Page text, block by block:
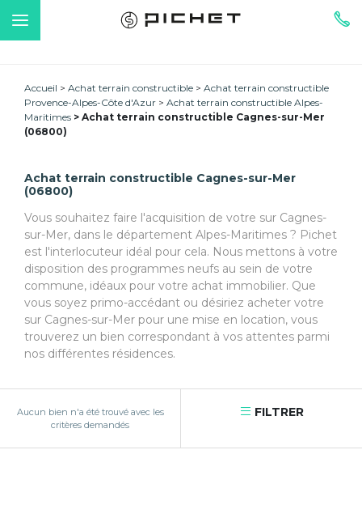
Accueil Achat terrain constructible
Achat terrain constructible
Provence-Alpes-Côte d'Azur
Achat terrain constructible Alpes-
Maritimes
Achat terrain constructible Cagnes-sur-Mer
(06800)
Achat terrain constructible Cagnes-sur-Mer
(06800)
Vous souhaitez faire l'acquisition de votre sur Cagnes-
sur-Mer, dans le département Alpes-Maritimes ? Pichet
est l'interlocuteur idéal pour cela. Nous mettons à votre
disposition des programmes neufs au sein de votre
commune, idéaux pour votre achat immobilier. Que
vous soyez primo-accédant ou désiriez acheter votre
sur Cagnes-sur-Mer pour une mise en location, vous
trouverez un bien correspondant à vos attentes parmi
nos différentes résidences.
Aucun bien n'a été trouvé avec les
critères demandés
FILTRER